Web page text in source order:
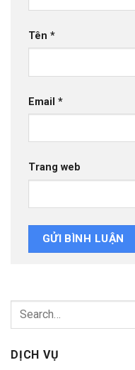
Tên *
Email *
Trang web
DỊCH VỤ